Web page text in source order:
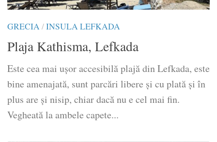
GRECIA/INSULA LEFKADA
Plaja Kathisma, Lefkada
Este cea mai ușor accesibilă plajă din Lefkada, este
bine amenajată, sunt parcări libere și cu plată și în
plus are și nisip, chiar dacă nu e cel mai fin.
Vegheată la ambele capete...